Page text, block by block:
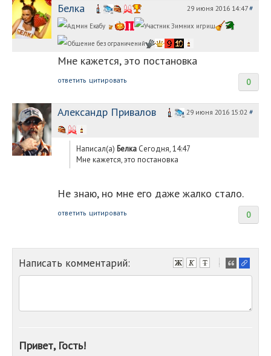
Белка 29 июня 2016 14:47#
Мне кажется, это постановка
0
ответить цитировать
Александр Привалов 29 июня 2016 15:02 #
Написал(а) Белка Сегодня, 14:47
Мне кажется, это постановка
Не знаю, но мне его даже жалко стало.
0
ответить цитировать
Написать комментарий:
-
-
-
Привет, Гость!